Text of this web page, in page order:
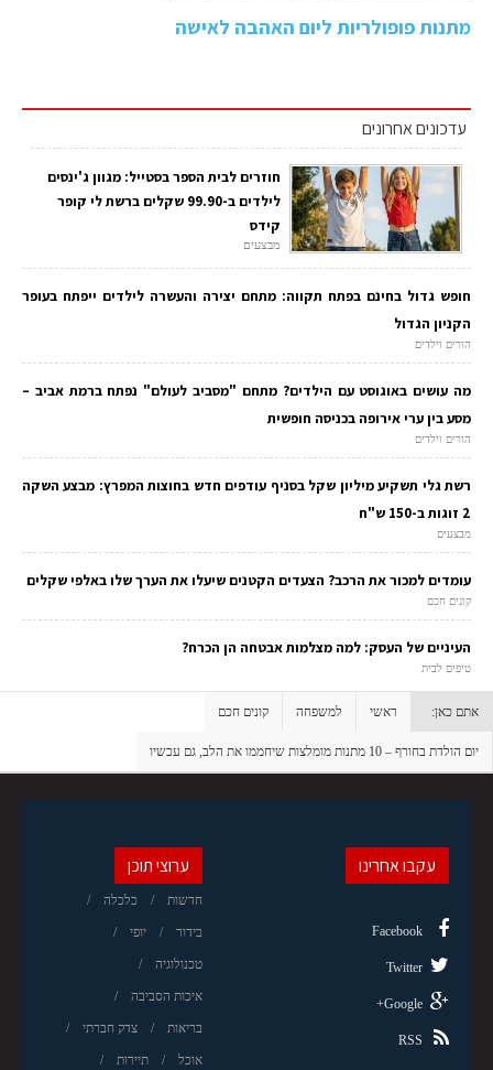
מתנות פופולריות ליום האהבה לאישה
עדכונים אחרונים
חוזרים לבית הספר בסטייל: מגוון ג'ינסים
לילדים ב-99.90 שקלים ברשת לי קופר
קידס
מבצעים
חופש גדול בחינם בפתח תקווה: מתחם יצירה והעשרה לילדים ייפתח בעופר
הקניון הגדול
הורים וילדים
מה עושים באוגוסט עם הילדים? מתחם "מסביב לעולם" נפתח ברמת אביב –
מסע בין ערי אירופה בכניסה חופשית
הורים וילדים
רשת גלי תשקיע מיליון שקל בסניף עודפים חדש בחוצות המפרץ: מבצע השקה
2 זוגות ב-150 ש"ח
מבצעים
עומדים למכור את הרכב? הצעדים הקטנים שיעלו את הערך שלו באלפי שקלים
קונים חכם
העיניים של העסק: למה מצלמות אבטחה הן הכרח?
טיפים לבית
אתם כאן: ראשי למשפחה קונים חכם
יום הולדת בחורף – 10 מתנות מומלצות שיחממו את הלב, גם עכשיו
ערוצי תוכן
חדשות כלכלה
בידור יופי
טכנולוגיה
איכות הסביבה
בריאות צדק חברתי
אוכל תיירות
עקבו אחרינו
Facebook
Twitter
Google+
RSS